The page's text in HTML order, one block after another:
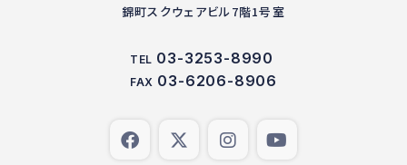
錦町スクウェアビル7階1号室
TEL 03-3253-8990
FAX 03-6206-8906